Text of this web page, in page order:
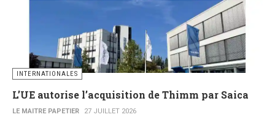
INTERNATIONALES
L’UE autorise l’acquisition de Thimm par Saica
LE MAITRE PAPETIER 27 JUILLET 2026